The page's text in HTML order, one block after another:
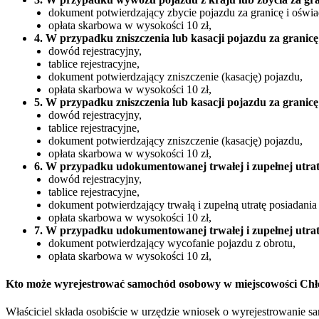
dokument potwierdzający zbycie pojazdu za granicę i
opłata skarbowa w wysokości 10 zł,
4. W przypadku zniszczenia lub kasacji pojazdu za
dowód rejestracyjny,
tablice rejestracyjne,
dokument potwierdzający zniszczenie (kasację) pojazdu,
opłata skarbowa w wysokości 10 zł,
5. W przypadku zniszczenia lub kasacji pojazdu za
dowód rejestracyjny,
tablice rejestracyjne,
dokument potwierdzający zniszczenie (kasację) pojazdu,
opłata skarbowa w wysokości 10 zł,
6. W przypadku udokumentowanej trwałej i zupełnej
dowód rejestracyjny,
tablice rejestracyjne,
dokument potwierdzający trwałą i zupełną utratę
opłata skarbowa w wysokości 10 zł,
7. W przypadku udokumentowanej trwałej i zupełnej
dokument potwierdzający wycofanie pojazdu z obrotu,
opłata skarbowa w wysokości 10 zł,
Kto może wyrejestrować samochód osobowy w miejscowości
Właściciel składa osobiście w urzędzie wniosek o wyrejestrowanie